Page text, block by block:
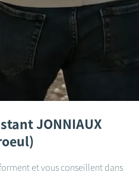
JONNIAUX
et vous conseillent dans